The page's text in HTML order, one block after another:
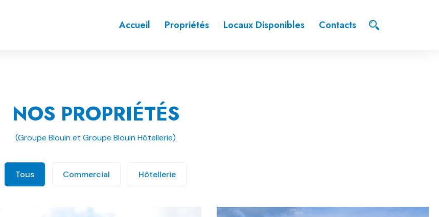
Accueil Propriétés Locaux Disponibles Contacts
NOS PROPRIÉTÉS
(Groupe Blouin et Groupe Blouin Hôtellerie)
Tous Commercial Hôtellerie